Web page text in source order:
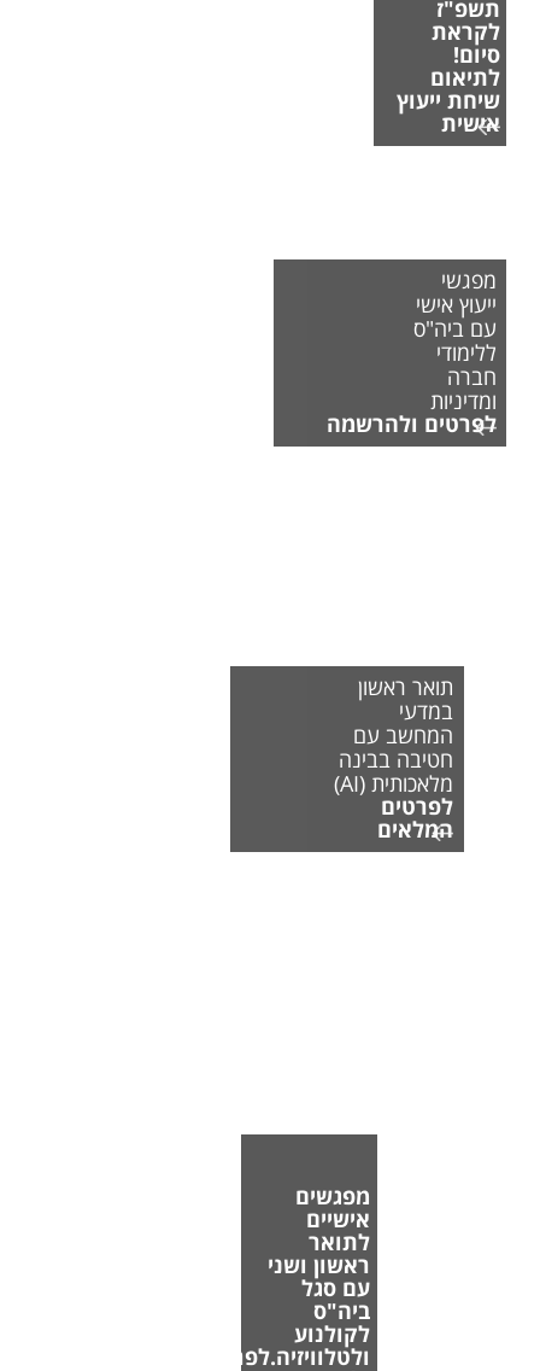
תשפ"ז
לקראת
סיום!
לתיאום
שיחת ייעוץ
אישית
מפגשי
ייעוץ אישי
עם ביה"ס
ללימודי
חברה
ומדיניות
לפרטים ולהרשמה
תואר ראשון
במדעי
המחשב עם
חטיבה בבינה
מלאכותית (AI)
לפרטים
המלאים
מפגשים
אישיים
לתואר
ראשון ושני
עם סגל
ביה"ס
לקולנוע
ולטלוויזיה.לפרטים